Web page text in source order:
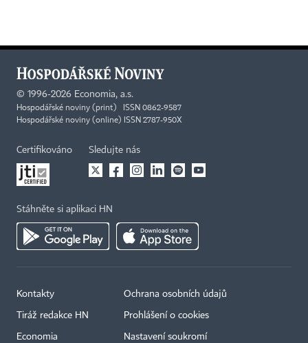
© 1996-2026 Economia, a.s.
Hospodářské noviny (print) ISSN 0862-9587
Hospodářské noviny (online) ISSN 2787-950X
Certifikováno Sledujte nás
Stáhněte si aplikaci HN
Kontakty
Tiráž redakce HN
Economia
Ochrana osobních údajů
Prohlášení o cookies
Nastavení soukromí